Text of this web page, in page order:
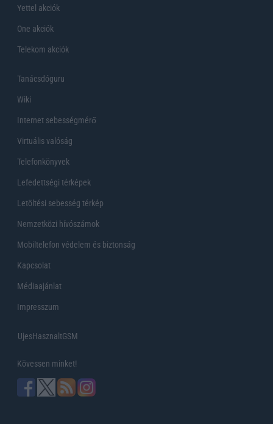
Yettel akciók
One akciók
Telekom akciók
Tanácsdóguru
Wiki
Internet sebességmérő
Virtuális valóság
Telefonkönyvek
Lefedettségi térképek
Letöltési sebesség térkép
Nemzetközi hívószámok
Mobiltelefon védelem és biztonság
Kapcsolat
Médiaajánlat
Impresszum
UjesHasznaltGSM
Kövessen minket!